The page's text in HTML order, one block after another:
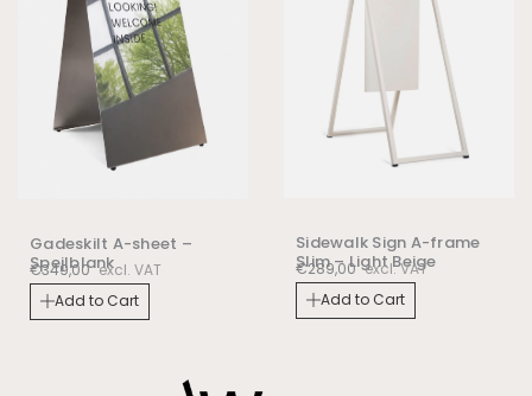
Gadeskilt A-sheet –
Spejlblank
€349,00 excl. VAT
Add to Cart
Sidewalk Sign A-frame
Slim – Light Beige
€289,00 excl. VAT
Add to Cart